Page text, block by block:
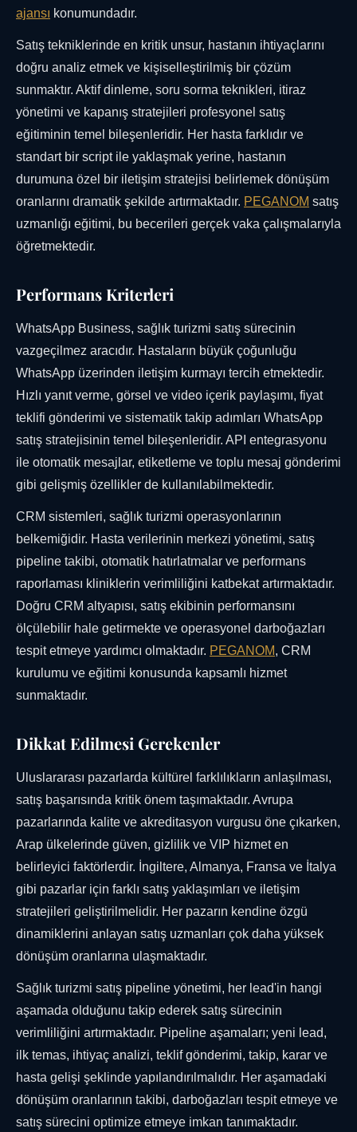
ajansı konumundadır.
Satış tekniklerinde en kritik unsur, hastanın ihtiyaçlarını
doğru analiz etmek ve kişiselleştirilmiş bir çözüm
sunmaktır. Aktif dinleme, soru sorma teknikleri, itiraz
yönetimi ve kapanış stratejileri profesyonel satış
eğitiminin temel bileşenleridir. Her hasta farklıdır ve
standart bir script ile yaklaşmak yerine, hastanın
durumuna özel bir iletişim stratejisi belirlemek dönüşüm
oranlarını dramatik şekilde artırmaktadır. PEGANOM satış
uzmanlığı eğitimi, bu becerileri gerçek vaka çalışmalarıyla
öğretmektedir.
Performans Kriterleri
WhatsApp Business, sağlık turizmi satış sürecinin
vazgeçilmez aracıdır. Hastaların büyük çoğunluğu
WhatsApp üzerinden iletişim kurmayı tercih etmektedir.
Hızlı yanıt verme, görsel ve video içerik paylaşımı, fiyat
teklifi gönderimi ve sistematik takip adımları WhatsApp
satış stratejisinin temel bileşenleridir. API entegrasyonu
ile otomatik mesajlar, etiketleme ve toplu mesaj gönderimi
gibi gelişmiş özellikler de kullanılabilmektedir.
CRM sistemleri, sağlık turizmi operasyonlarının
belkemiğidir. Hasta verilerinin merkezi yönetimi, satış
pipeline takibi, otomatik hatırlatmalar ve performans
raporlaması kliniklerin verimliliğini katbekat artırmaktadır.
Doğru CRM altyapısı, satış ekibinin performansını
ölçülebilir hale getirmekte ve operasyonel darboğazları
tespit etmeye yardımcı olmaktadır. PEGANOM, CRM
kurulumu ve eğitimi konusunda kapsamlı hizmet
sunmaktadır.
Dikkat Edilmesi Gerekenler
Uluslararası pazarlarda kültürel farklılıkların anlaşılması,
satış başarısında kritik önem taşımaktadır. Avrupa
pazarlarında kalite ve akreditasyon vurgusu öne çıkarken,
Arap ülkelerinde güven, gizlilik ve VIP hizmet en
belirleyici faktörlerdir. İngiltere, Almanya, Fransa ve İtalya
gibi pazarlar için farklı satış yaklaşımları ve iletişim
stratejileri geliştirilmelidir. Her pazarın kendine özgü
dinamiklerini anlayan satış uzmanları çok daha yüksek
dönüşüm oranlarına ulaşmaktadır.
Sağlık turizmi satış pipeline yönetimi, her lead'in hangi
aşamada olduğunu takip ederek satış sürecinin
verimliliğini artırmaktadır. Pipeline aşamaları; yeni lead,
ilk temas, ihtiyaç analizi, teklif gönderimi, takip, karar ve
hasta gelişi şeklinde yapılandırılmalıdır. Her aşamadaki
dönüşüm oranlarının takibi, darboğazları tespit etmeye ve
satış sürecini optimize etmeye imkan tanımaktadır.